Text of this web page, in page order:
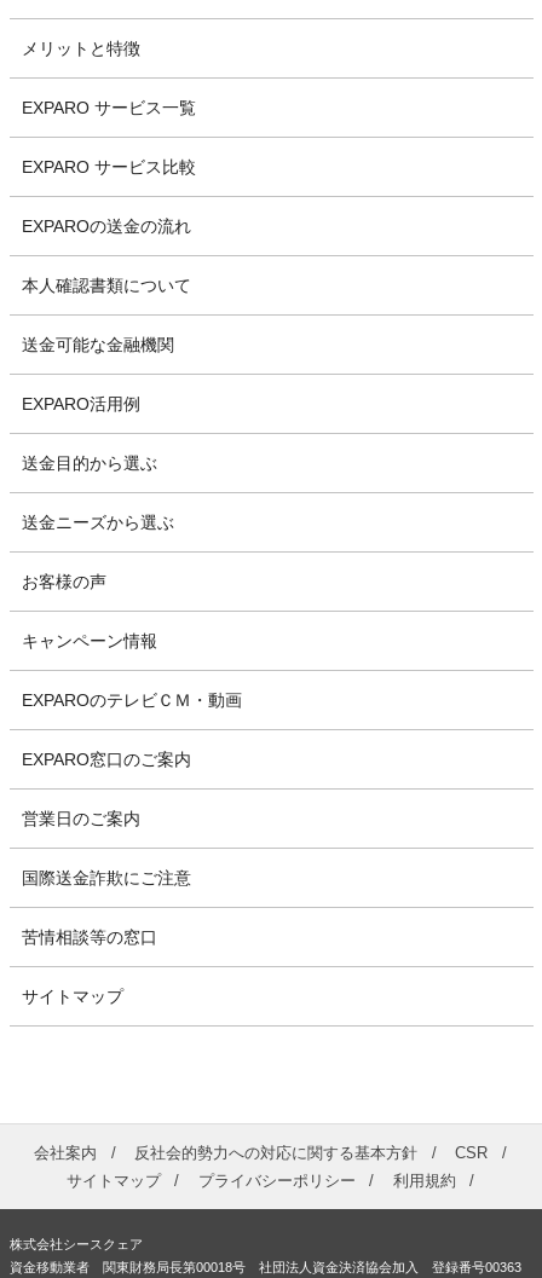
メリットと特徴
EXPARO サービス一覧
EXPARO サービス比較
EXPAROの送金の流れ
本人確認書類について
送金可能な金融機関
EXPARO活用例
送金目的から選ぶ
送金ニーズから選ぶ
お客様の声
キャンペーン情報
EXPAROのテレビＣＭ・動画
EXPARO窓口のご案内
営業日のご案内
国際送金詐欺にご注意
苦情相談等の窓口
サイトマップ
会社案内 反社会的勢力への対応に関する基本方針
CSR
サイトマップ
プライバシーポリシー 利用規約
株式会社シースクェア
資金移動業者 関東財務局長第00018号 社団法人資金決済協会加入 登録番号00363